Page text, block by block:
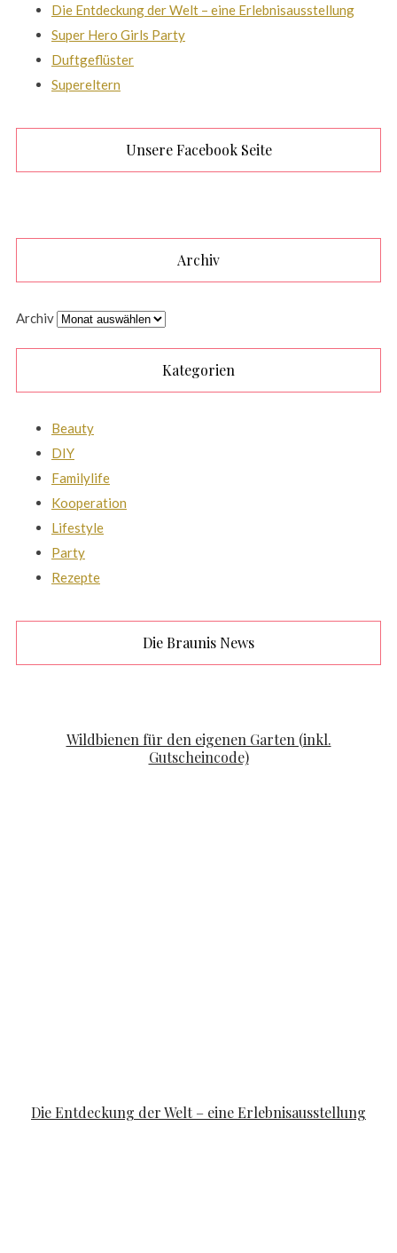
Die Entdeckung der Welt – eine Erlebnisausstellung
Super Hero Girls Party
Duftgeflüster
Supereltern
Unsere Facebook Seite
Archiv
Archiv
Kategorien
Beauty
DIY
Familylife
Kooperation
Lifestyle
Party
Rezepte
Die Braunis News
Wildbienen für den eigenen Garten (inkl.
Gutscheincode)
Die Entdeckung der Welt – eine Erlebnisausstellung